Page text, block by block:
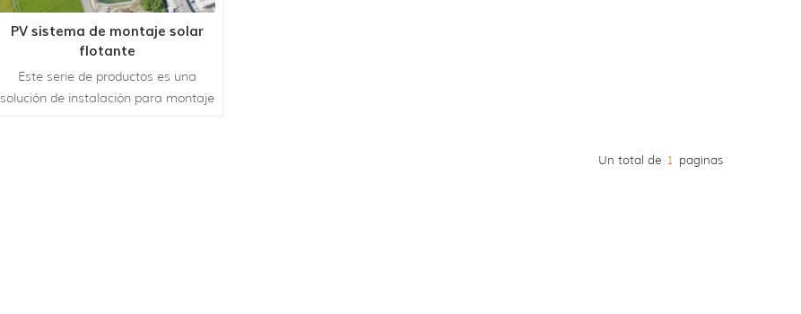
PV sistema de montaje solar
flotante
Este serie de productos es una
solución de instalación para montaje
Un total de 1 paginas